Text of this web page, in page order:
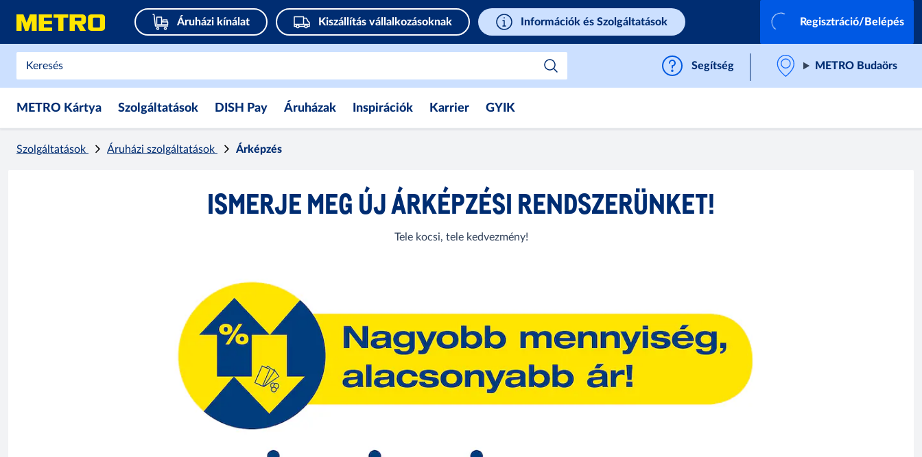
Áruházi kínálat Kiszállítás vállalkozásoknak Információk és Szolgáltatások Regisztráció/Belépés
Segítség METRO Budaörs
METRO Kártya Szolgáltatások DISH Pay Áruházak Inspirációk Karrier GYIK
Szolgáltatások Áruházi szolgáltatások Árképzés
ISMERJE MEG ÚJ ÁRKÉPZÉSI RENDSZERÜNKET!
Tele kocsi, tele kedvezmény!